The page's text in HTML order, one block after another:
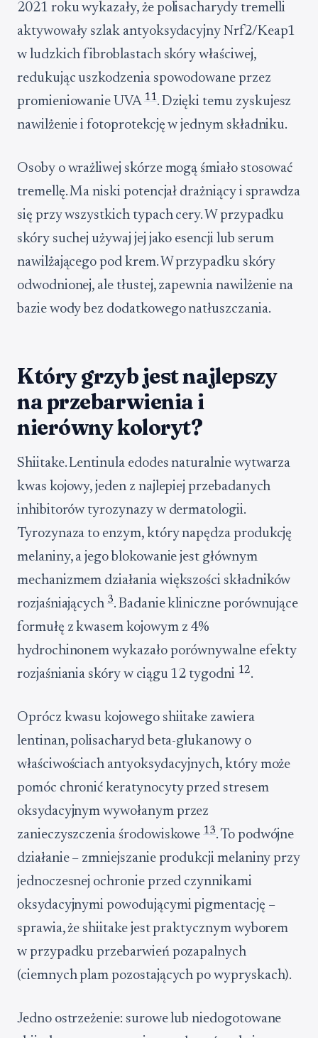
2021 roku wykazały, że polisacharydy tremelli
aktywowały szlak antyoksydacyjny Nrf2/Keap1
w ludzkich fibroblastach skóry właściwej,
redukując uszkodzenia spowodowane przez
promieniowanie UVA 11. Dzięki temu zyskujesz
nawilżenie i fotoprotekcję w jednym składniku.
Osoby o wrażliwej skórze mogą śmiało stosować
tremellę. Ma niski potencjał drażniący i sprawdza
się przy wszystkich typach cery. W przypadku
skóry suchej używaj jej jako esencji lub serum
nawilżającego pod krem. W przypadku skóry
odwodnionej, ale tłustej, zapewnia nawilżenie na
bazie wody bez dodatkowego natłuszczania.
Który grzyb jest najlepszy
na przebarwienia i
nierówny koloryt?
Shiitake. Lentinula edodes naturalnie wytwarza
kwas kojowy, jeden z najlepiej przebadanych
inhibitorów tyrozynazy w dermatologii.
Tyrozynaza to enzym, który napędza produkcję
melaniny, a jego blokowanie jest głównym
mechanizmem działania większości składników
rozjaśniających3. Badanie kliniczne porównujące
formułę z kwasem kojowym z 4%
hydrochinonem wykazało porównywalne efekty
rozjaśniania skóry w ciągu 12 tygodni 12.
Oprócz kwasu kojowego shiitake zawiera
lentinan, polisacharyd beta-glukanowy o
właściwościach antyoksydacyjnych, który może
pomóc chronić keratynocyty przed stresem
oksydacyjnym wywołanym przez
zanieczyszczenia środowiskowe13. To podwójne
działanie – zmniejszanie produkcji melaniny przy
jednoczesnej ochronie przed czynnikami
oksydacyjnymi powodującymi pigmentację –
sprawia, że shiitake jest praktycznym wyborem
w przypadku przebarwień pozapalnych
(ciemnych plam pozostających po wypryskach).
Jedno ostrzeżenie: surowe lub niedogotowane